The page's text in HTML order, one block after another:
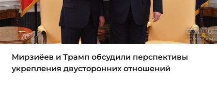
Мирзиёев и Трамп обсудили перспективы
укрепления двусторонних отношений